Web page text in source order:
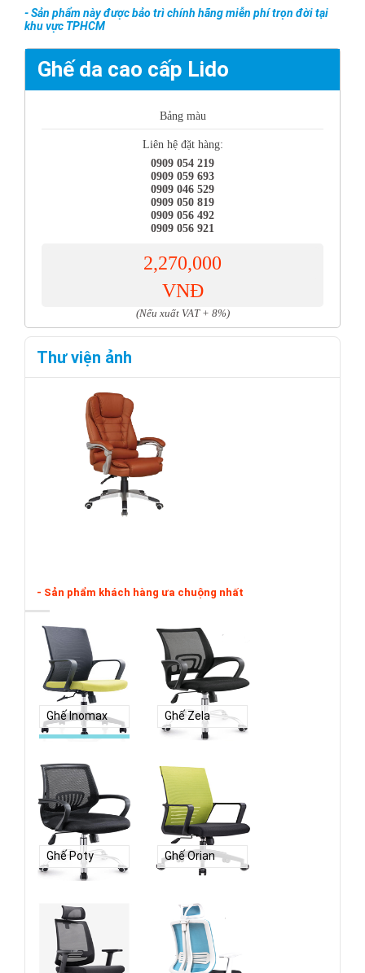
- Sản phẩm này được bảo trì chính hãng miễn phí trọn đời tại
khu vực TPHCM
Ghế da cao cấp Lido
Bảng màu
Liên hệ đặt hàng:
0909 054 219
0909 059 693
0909 046 529
0909 050 819
0909 056 492
0909 056 921
2,270,000
VNĐ
(Nếu xuất VAT + 8%)
Thư viện ảnh
- Sản phẩm khách hàng ưa chuộng nhất
Ghế Inomax Ghế Zela
Ghế Poty Ghế Orian